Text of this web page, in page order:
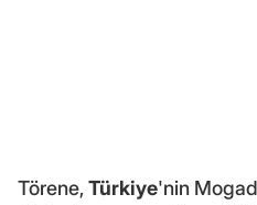
Törene,Türkiye'nin